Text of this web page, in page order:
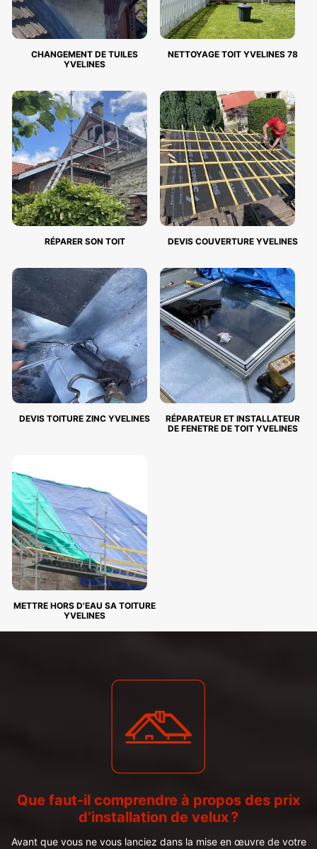
CHANGEMENT DE TUILES
YVELINES
NETTOYAGE TOIT YVELINES 78
RÉPARER SON TOIT DEVIS COUVERTURE YVELINES
DEVIS TOITURE ZINC YVELINES
RÉPARATEUR ET INSTALLATEUR
DE FENETRE DE TOIT YVELINES
METTRE HORS D'EAU SA TOITURE
YVELINES
Que faut-il comprendre à propos des prix
d’installation de velux ?
Avant que vous ne vous lanciez dans la mise en œuvre de votre